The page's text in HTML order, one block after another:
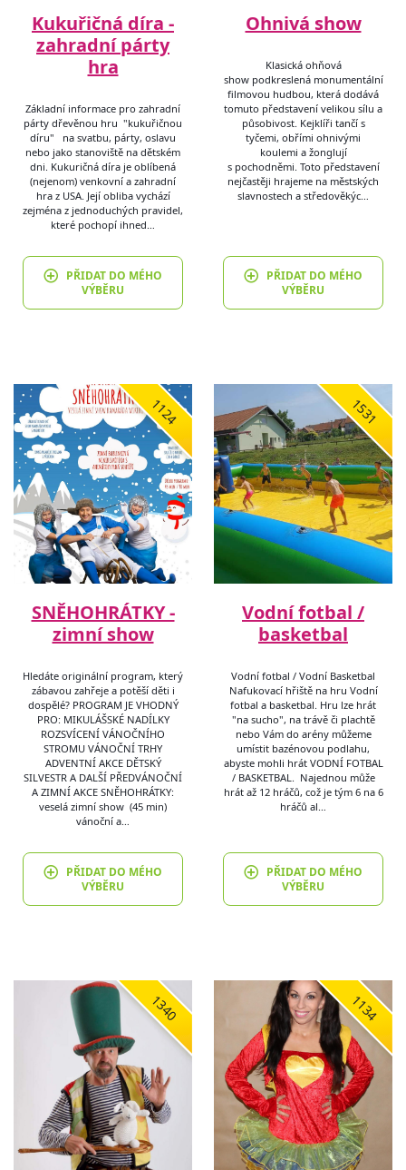
Kukuřičná díra -
zahradní párty
hra
Základní informace pro zahradní
párty dřevěnou hru "kukuřičnou
díru" na svatbu, párty, oslavu
nebo jako stanoviště na dětském
dni. Kukuričná díra je oblíbená
(nejenom) venkovní a zahradní
hra z USA. Její obliba vychází
zejména z jednoduchých pravidel,
které pochopí ihned…
PŘIDAT DO MÉHO
VÝBĚRU
Ohnivá show
Klasická ohňová
show podkreslená monumentální
filmovou hudbou, která dodává
tomuto představení velikou sílu a
působivost. Kejklíři tančí s
tyčemi, obřími ohnivými
koulemi a žonglují
s pochodněmi. Toto představení
nejčastěji hrajeme na městských
slavnostech a středověkýc…
PŘIDAT DO MÉHO
VÝBĚRU
1124
SNĚHOHRÁTKY -
zimní show
Hledáte originální program, který
zábavou zahřeje a potěší děti i
dospělé? PROGRAM JE VHODNÝ
PRO: MIKULÁŠSKÉ NADÍLKY
ROZSVÍCENÍ VÁNOČNÍHO
STROMU VÁNOČNÍ TRHY
ADVENTNÍ AKCE DĚTSKÝ
SILVESTR A DALŠÍ PŘEDVÁNOČNÍ
A ZIMNÍ AKCE SNĚHOHRÁTKY:
veselá zimní show (45 min)
vánoční a…
PŘIDAT DO MÉHO
VÝBĚRU
1531
Vodní fotbal /
basketbal
Vodní fotbal / Vodní Basketbal
Nafukovací hřiště na hru Vodní
fotbal a basketbal. Hru lze hrát
"na sucho", na trávě či plachtě
nebo Vám do arény můžeme
umístit bazénovou podlahu,
abyste mohli hrát VODNÍ FOTBAL
/ BASKETBAL. Najednou může
hrát až 12 hráčů, což je tým 6 na 6
hráčů al…
PŘIDAT DO MÉHO
VÝBĚRU
1340 1134